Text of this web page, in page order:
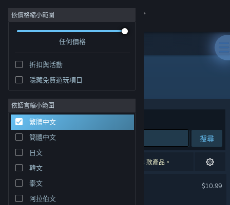
登入
社群
關於
客服
變更語言
取得 Steam 行動應用程式
檢視電腦版網頁
依價格縮小範圍
任何價格
折扣與活動
隱藏免費遊玩項目
依語言縮小範圍
繁體中文
簡體中文
日文
韓文
泰文
阿拉伯文
開發人員: Cowleyfornia Studios
排序依據 相關性
搜尋
2 項相符的搜尋結果。 已根據您的偏好設定排除 3 款產品。
$10.99